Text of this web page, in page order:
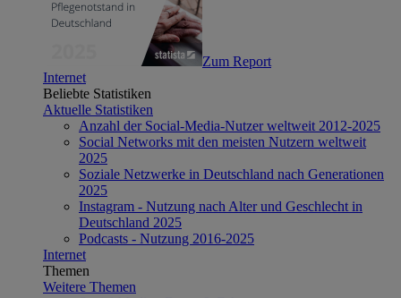
Zum Report
Internet
Beliebte Statistiken
Aktuelle Statistiken
Anzahl der Social-Media-Nutzer weltweit 2012-2025
Social Networks mit den meisten Nutzern weltweit
2025
Soziale Netzwerke in Deutschland nach Generationen
2025
Instagram - Nutzung nach Alter und Geschlecht in
Deutschland 2025
Podcasts - Nutzung 2016-2025
Internet
Themen
Weitere Themen